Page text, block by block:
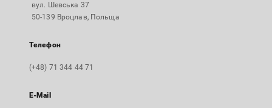
вул. Шевська 37
50-139 Вроцлав, Польща
Телефон
(+48) 71 344 44 71
E-Mail